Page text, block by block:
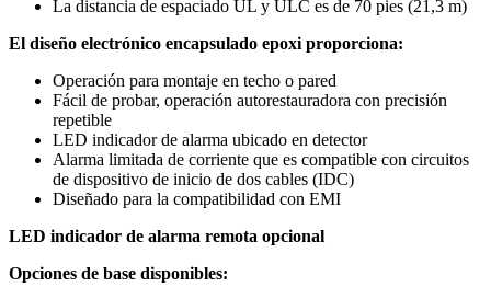
La distancia de espaciado UL y ULC es de 70 pies (21,3 m)
El diseño electrónico encapsulado epoxi proporciona:
Operación para montaje en techo o pared
Fácil de probar, operación autorestauradora con precisión
repetible
LED indicador de alarma ubicado en detector
Alarma limitada de corriente que es compatible con circuitos
de dispositivo de inicio de dos cables (IDC)
Diseñado para la compatibilidad con EMI
LED indicador de alarma remota opcional
Opciones de base disponibles: